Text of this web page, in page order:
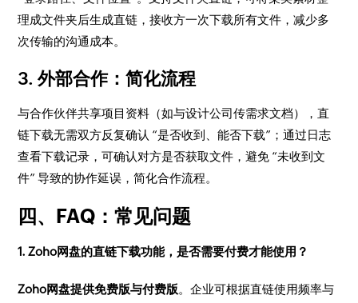
理成文件夹后生成直链，接收方一次下载所有文件，减少多
次传输的沟通成本。
3. 外部合作：简化流程
与合作伙伴共享项目资料（如与设计公司传需求文档），直
链下载无需双方反复确认 “是否收到、能否下载”；通过日志
查看下载记录，可确认对方是否获取文件，避免 “未收到文
件” 导致的协作延误，简化合作流程。
四、FAQ：常见问题
1. Zoho网盘的直链下载功能，是否需要付费才能使用？
Zoho网盘提供免费版与付费版。企业可根据直链使用频率与